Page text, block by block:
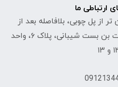
ارتباطی ما
از پل چوبی، بلافاصله بعد از
چهار راه هدایت، سمت راست بن بست شیبانی، پلاک ۶، واحد
۱۲ و ۱۳